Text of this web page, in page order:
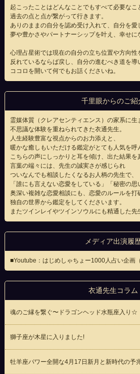
起こったことはどんなことでもすべて必要なこ
過去の点と点が繋がって行きます。
ありのままの自分を認め受け入れて、自分を愛
夢や豊かさやパートナーシップを叶え、幸せに
心理占星術では現在の自分の立ち位置や方向性
反れているならば戻し、自分の進むべき道を導
ココロを開いて何でもお話くださいね。
千里眼からのご紹
霊媒体質（クレアセンティエンス）の家系に生
不思議な体験を重ねられてきた衣通先生。
人生経験豊富な視点からのお力添えと、
暖かな癒しもいただける鑑定がとても人気を呼
こちらの声にしっかりと耳を傾け、出た結果を
言葉の端々には、先生の誠実さが感じられ
ついなんでも相談したくなるお人柄の先生で、
「誰にも言えない恋愛をしている」「秘密の思
奥深い複雑な恋愛相談にも、恋愛のルールを打
独自の世界から鑑定をしてくださいます。
またツインレイやツインソウルにも精通した先
メディア出演履
■Youtube：はじめしゃちょー1000人占い企画
衣通先生コラム
魂のご縁を繋ぐ〜ドラゴンヘッド水瓶座入り☆
獅子座が木星に入りました!
牡羊座パワー全開な4月17日新月と新時代の予